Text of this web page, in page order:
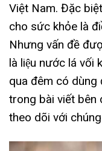
Việt Nam. Đặc
cho sức khỏe là
Nhưng vấn đề
là liệu nước lá vối
qua đêm có dùng
trong bài viết bên
theo dõi với